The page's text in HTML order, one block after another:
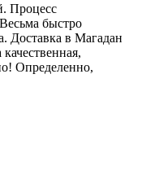
Процесс
быстро
Доставка в Магадан
Определенно,